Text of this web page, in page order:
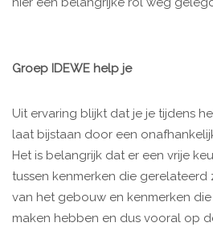
Groep IDEWE help je
Uit ervaring blijkt dat je je tijdens
laat bijstaan door een
Het is belangrijk dat er een vrije
tussen kenmerken die gerelateerd
van het gebouw en kenmerken
maken hebben en dus vooral op